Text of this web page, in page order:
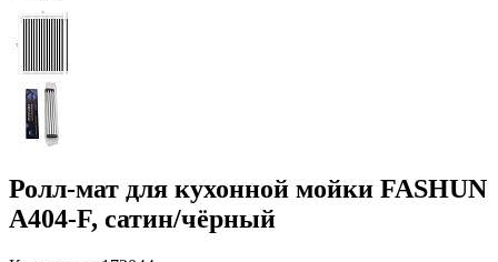
Ролл-мат для кухонной мойки FASHUN
A404-F, сатин/чёрный